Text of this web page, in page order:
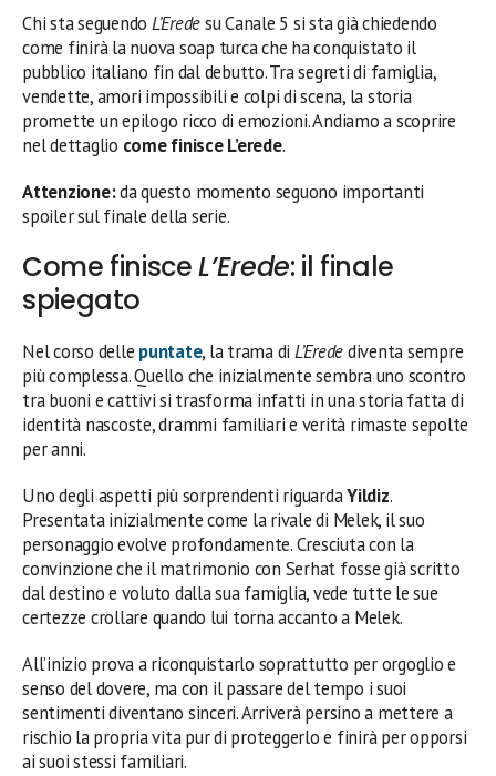
Chi sta seguendo L’Eredesu Canale 5 si sta già chiedendo
come finirà la nuova soap turca che ha conquistato il
pubblico italiano fin dal debutto. Tra segreti di famiglia,
vendette, amori impossibili e colpi di scena, la storia
promette un epilogo ricco di emozioni. Andiamo a scoprire
nel dettaglio come finisce L’erede.
Attenzione:da questo momento seguono importanti
spoiler sul finale della serie.
Come finisceL’Erede: il finale
spiegato
Nel corso delle puntate, la trama di L’Eredediventa sempre
più complessa. Quello che inizialmente sembra uno scontro
tra buoni e cattivi si trasforma infatti in una storia fatta di
identità nascoste, drammi familiari e verità rimaste sepolte
per anni.
Uno degli aspetti più sorprendenti riguardaYildiz.
Presentata inizialmente come la rivale di Melek, il suo
personaggio evolve profondamente. Cresciuta con la
convinzione che il matrimonio con Serhat fosse già scritto
dal destino e voluto dalla sua famiglia, vede tutte le sue
certezze crollare quando lui torna accanto a Melek.
All’inizio prova a riconquistarlo soprattutto per orgoglio e
senso del dovere, ma con il passare del tempo i suoi
sentimenti diventano sinceri. Arriverà persino a mettere a
rischio la propria vita pur di proteggerlo e finirà per opporsi
ai suoi stessi familiari.